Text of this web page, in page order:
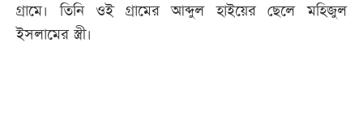
ভিডিও
গ্রামে। তিনি ওই গ্রামের আব্দুল হাইয়ের ছেলে মহিজুল
ইসলামের স্ত্রী।